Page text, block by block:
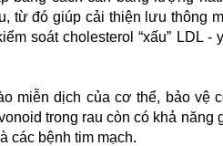
từ đó giúp cải thiện lưu thông
soát cholesterol “xấu” LDL -
miễn dịch của cơ thể, bảo vệ
trong rau còn có khả năng
các bệnh tim mạch.